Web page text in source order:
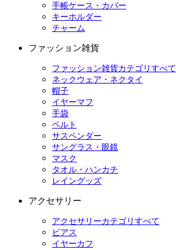
手帳ケース・カバー
キーホルダー
チャーム
ファッション雑貨
ファッション雑貨カテゴリすべて
ネックウェア・ネクタイ
帽子
イヤーマフ
手袋
ベルト
サスペンダー
サングラス・眼鏡
マスク
タオル・ハンカチ
レイングッズ
アクセサリー
アクセサリーカテゴリすべて
ピアス
イヤーカフ